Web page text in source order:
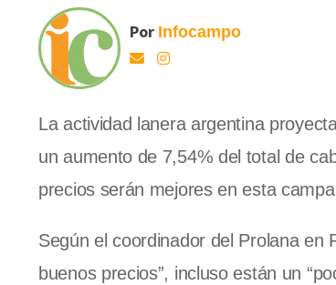
Por Infocampo
La actividad lanera argentina
un aumento de 7,54% del total de
precios serán mejores en esta
Según el coordinador del Prolana en
buenos precios”, incluso están un